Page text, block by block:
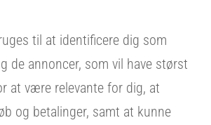
til at identificere dig som
de annoncer, som vil have størst
at være relevante for dig, at
og betalinger, samt at kunne